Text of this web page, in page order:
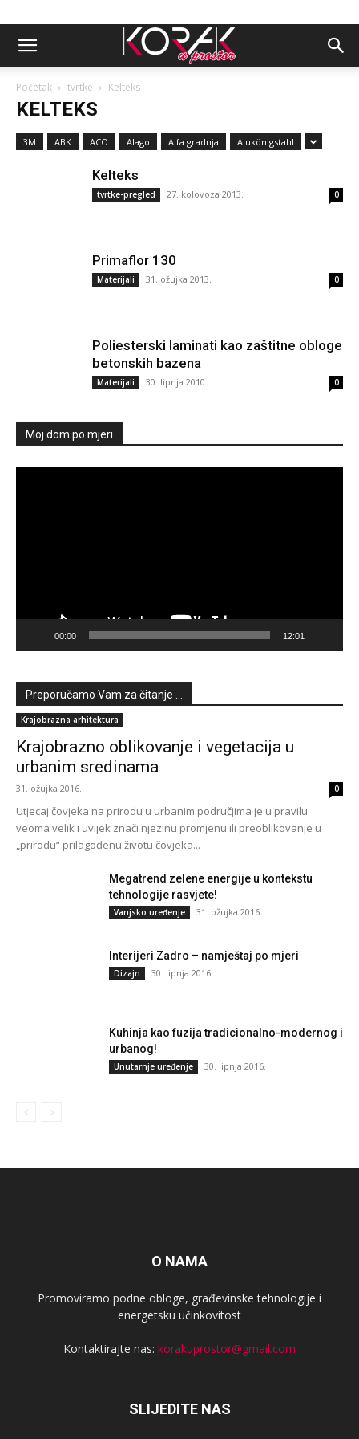
Početak tvrtke Kelteks
KELTEKS
3M ABK ACO Alago Alfa gradnja Alukönigstahl
Kelteks
tvrtke-pregled 27. kolovoza 2013. 0
Primaflor 130
Materijali 31. ožujka 2013. 0
Poliesterski laminati kao zaštitne obloge
betonskih bazena
Materijali 30. lipnja 2010. 0
Moj dom po mjeri
00:00 12:01
Preporučamo Vam za čitanje ...
Krajobrazna arhitektura
Krajobrazno oblikovanje i vegetacija u
urbanim sredinama
31. ožujka 2016. 0
Utjecaj čovjeka na prirodu u urbanim područjima je u pravilu
veoma velik i uvijek znači njezinu promjenu ili preoblikovanje u
„prirodu“ prilagođenu životu čovjeka...
Megatrend zelene energije u kontekstu
tehnologije rasvjete!
Vanjsko uređenje 31. ožujka 2016.
Interijeri Zadro – namještaj po mjeri
Dizajn 30. lipnja 2016.
Kuhinja kao fuzija tradicionalno-modernog i
urbanog!
Unutarnje uređenje 30. lipnja 2016.
O NAMA
Promoviramo podne obloge, građevinske tehnologije i
energetsku učinkovitost
Kontaktirajte nas: korakuprostor@gmail.com
SLIJEDITE NAS